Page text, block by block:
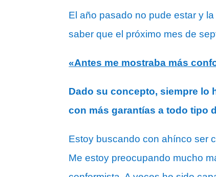
El año pasado no pude estar y
saber que el próximo mes de
«Antes me mostraba más
Dado su concepto, siempre lo
con más garantías a todo tipo
Estoy buscando con ahínco ser
Me estoy preocupando mucho